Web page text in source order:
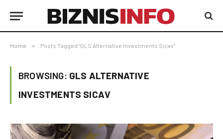
Home » Posts Tagged "GLS Alternative Investments Sicav"
BROWSING: GLS ALTERNATIVE
INVESTMENTS SICAV